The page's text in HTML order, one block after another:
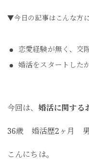
▼今日の記事はこんな方
恋愛経験が無く、交
婚活をスタートした
今回は、 婚活に関する
36歳 婚活歴2ヶ月
こんにちは。